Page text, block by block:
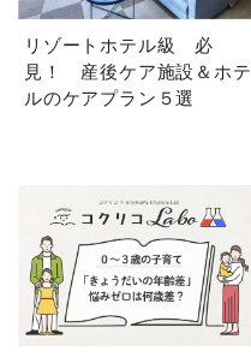
リゾートホテル級 必
見！ 産後ケア施設＆ホテ
ルのケアプラン５選